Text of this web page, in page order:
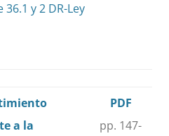
y 2 DR-Ley
a la
PDF
pp. 147-